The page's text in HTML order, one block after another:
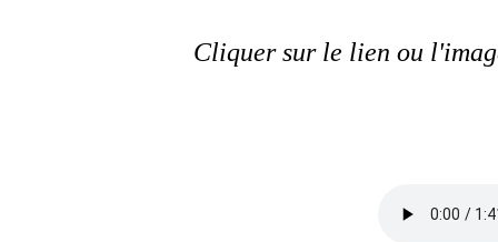
Cliquer sur le lien ou